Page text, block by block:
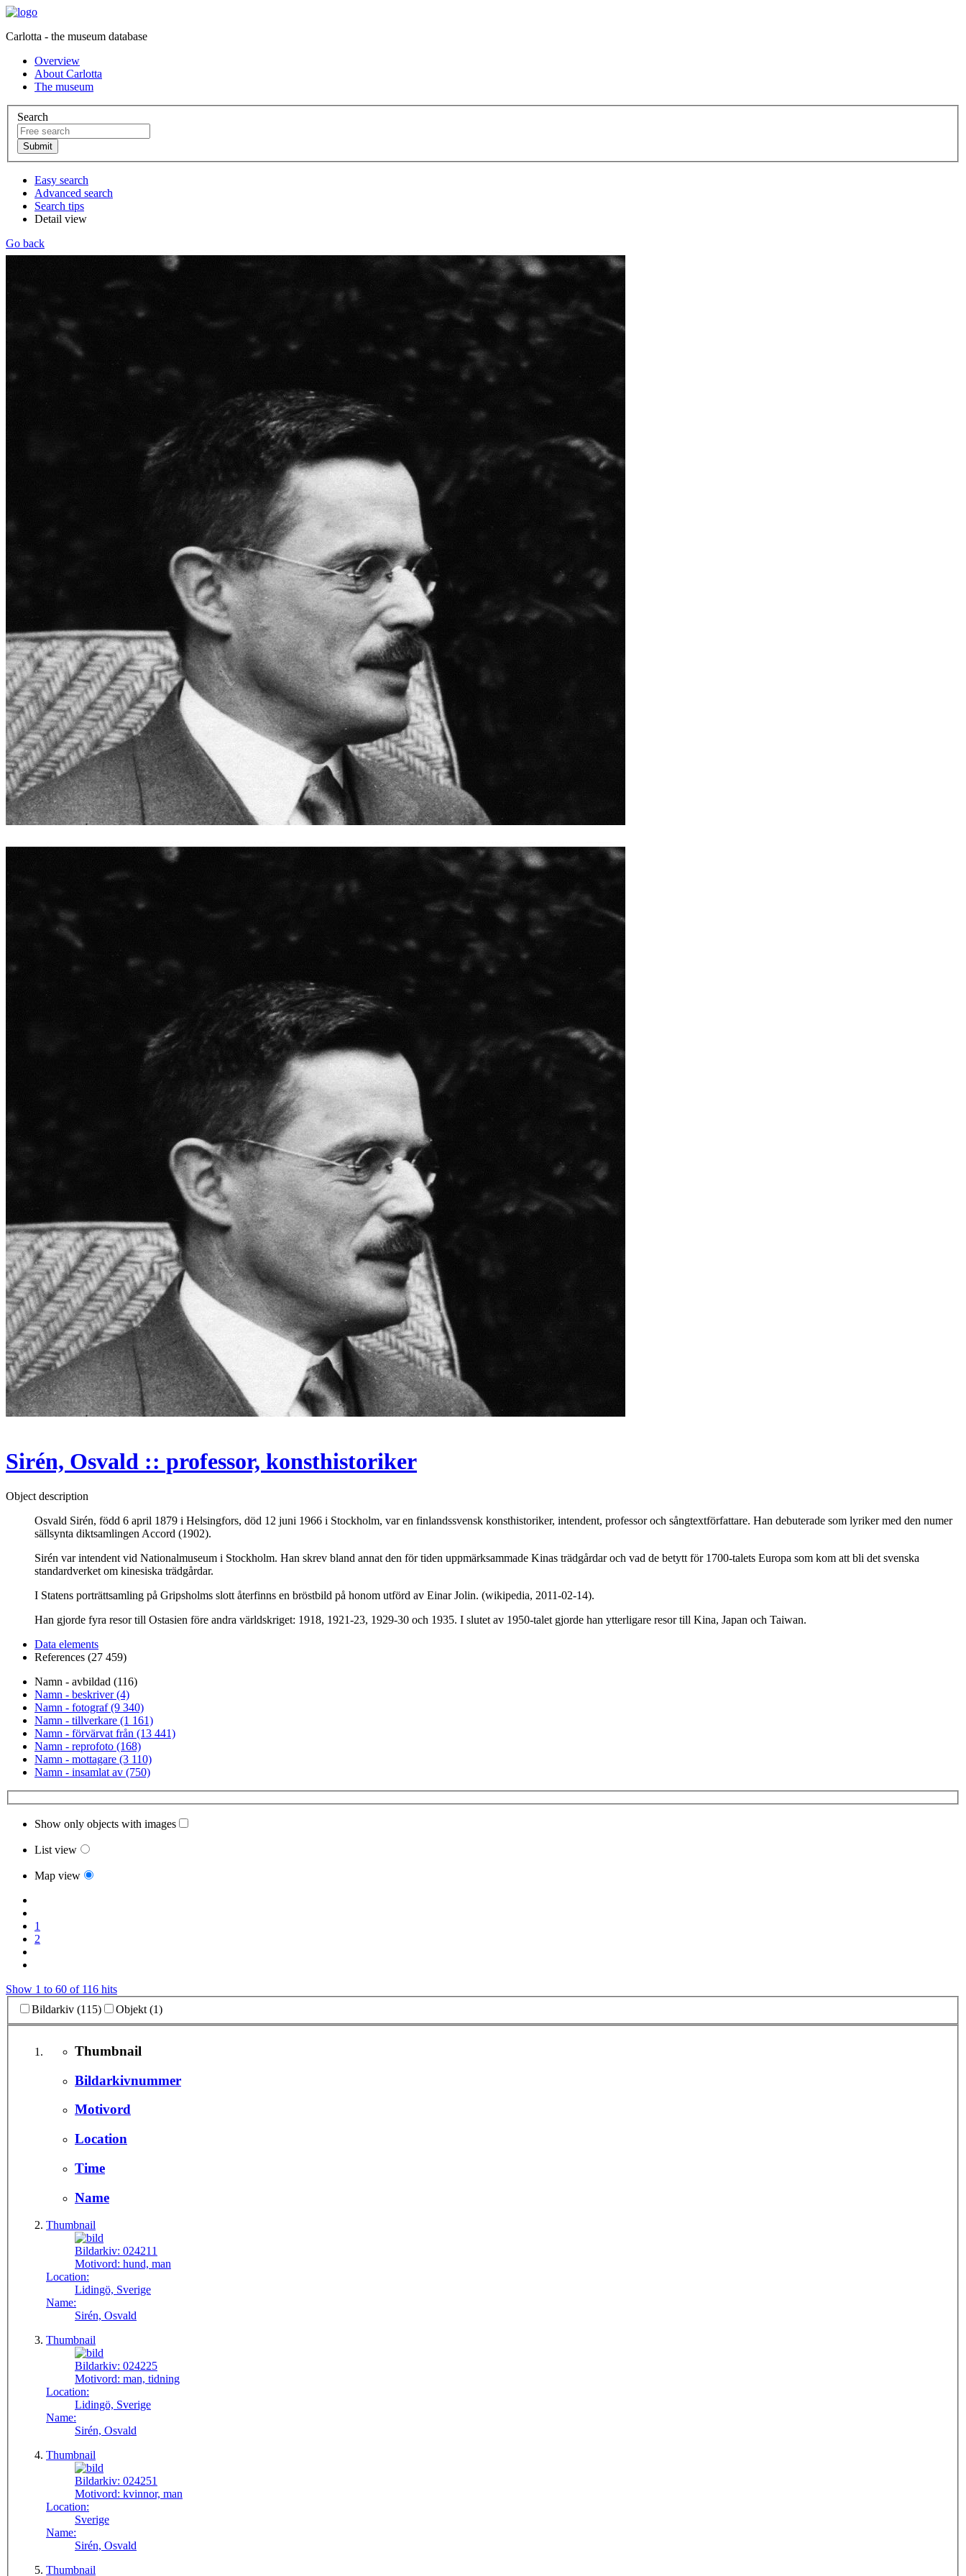
Carlotta - the museum database
Overview
About Carlotta
The museum
Search
Easy search
Advanced search
Search tips
Detail view
Go back
Sirén, Osvald :: professor, konsthistoriker
Object description
Osvald Sirén, född 6 april 1879 i Helsingfors, död 12 juni 1966 i Stockholm, var en finlandssvensk konsthistoriker, intendent, professor och sångtextförfattare. Han debuterade som lyriker med den numer
sällsynta diktsamlingen Accord (1902).
Sirén var intendent vid Nationalmuseum i Stockholm. Han skrev bland annat den för tiden uppmärksammade Kinas trädgårdar och vad de betytt för 1700-talets Europa som kom att bli det svenska
standardverket om kinesiska trädgårdar.
I Statens porträttsamling på Gripsholms slott återfinns en bröstbild på honom utförd av Einar Jolin. (wikipedia, 2011-02-14).
Han gjorde fyra resor till Ostasien före andra världskriget: 1918, 1921-23, 1929-30 och 1935. I slutet av 1950-talet gjorde han ytterligare resor till Kina, Japan och Taiwan.
Data elements
References (27 459)
Namn - avbildad (116)
Namn - beskriver (4)
Namn - fotograf (9 340)
Namn - tillverkare (1 161)
Namn - förvärvat från (13 441)
Namn - reprofoto (168)
Namn - mottagare (3 110)
Namn - insamlat av (750)
Show only objects with images
List view
Map view
1
2
Show 1 to 60 of 116 hits
Bildarkiv (115)
Objekt (1)
Thumbnail
Bildarkivnummer
Motivord
Location
Time
Name
Thumbnail
Bildarkiv: 024211
Motivord: hund, man
Location:
Lidingö, Sverige
Name:
Sirén, Osvald
Thumbnail
Bildarkiv: 024225
Motivord: man, tidning
Location:
Lidingö, Sverige
Name:
Sirén, Osvald
Thumbnail
Bildarkiv: 024251
Motivord: kvinnor, man
Location:
Sverige
Name:
Sirén, Osvald
Thumbnail